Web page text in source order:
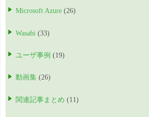
Microsoft Azure (26)
Wasabi (33)
ユーザ事例 (19)
動画集 (26)
関連記事まとめ (11)